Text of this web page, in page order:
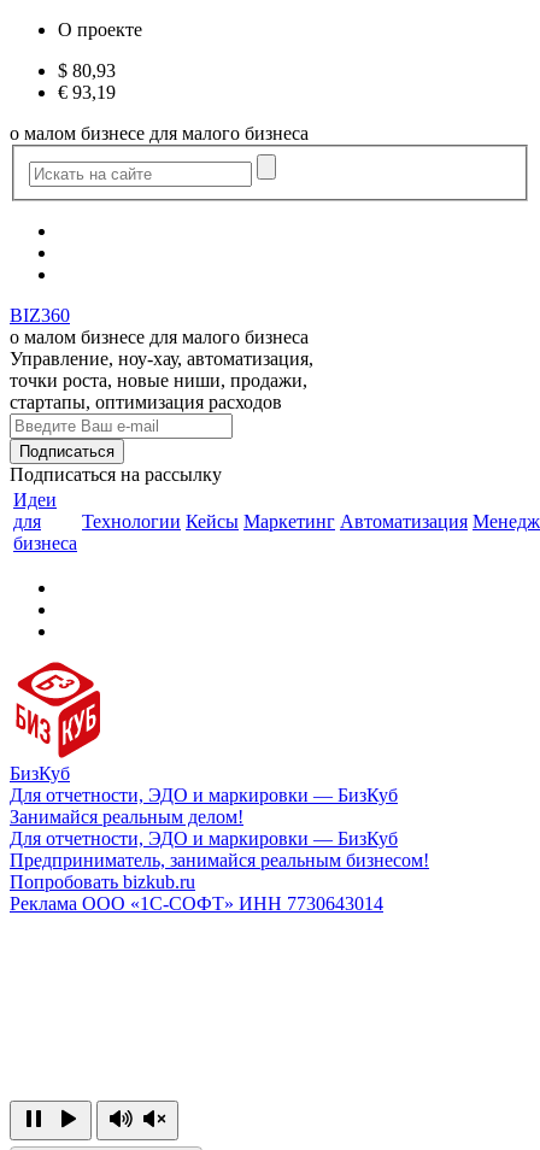
О проекте
$ 80,93
€ 93,19
о малом бизнесе для малого бизнеса
BIZ360
о малом бизнесе для малого бизнеса
Управление, ноу-хау, автоматизация,
точки роста, новые ниши, продажи,
стартапы, оптимизация расходов
Подписаться на рассылку
Идеи
для
бизнеса
Технологии Кейсы Маркетинг Автоматизация
БизКуб
Для отчетности, ЭДО и маркировки — БизКуб
Занимайся реальным делом!
Для отчетности, ЭДО и маркировки — БизКуб
Предприниматель, занимайся реальным бизнесом!
Попробовать bizkub.ru
Реклама ООО «1С-СОФТ» ИНН 7730643014